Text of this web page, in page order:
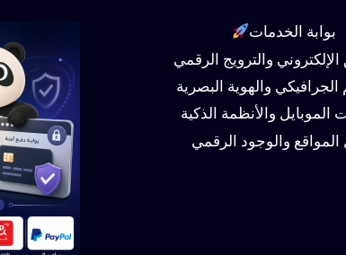
بوابة الخدمات
والترويج الرقمي
الجرافيكي والهوية البصرية
الموبايل والأنظمة الذكية
والوجود الرقمي